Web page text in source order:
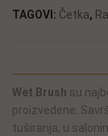
TAGOVI: Četka,
Wet Brush su
proizvedene.
tuširanja, u